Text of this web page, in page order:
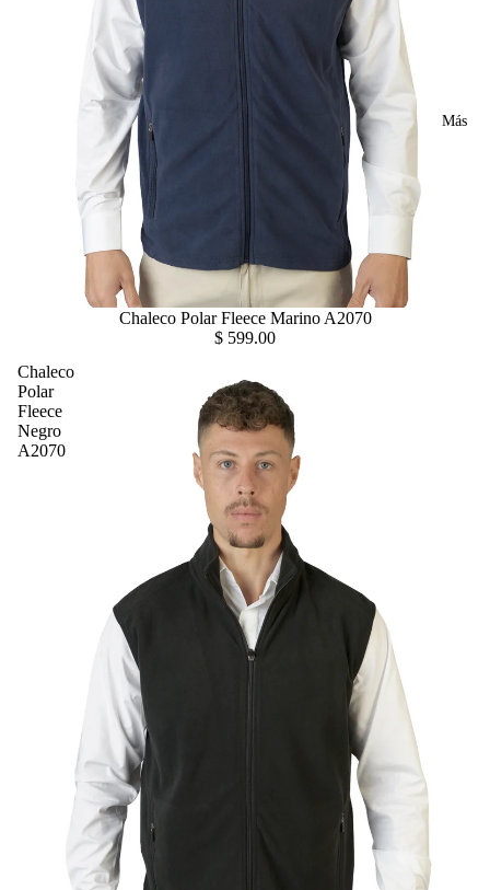
Más
Chaleco Polar Fleece Marino A2070
$ 599.00
Chaleco
Polar
Fleece
Negro
A2070